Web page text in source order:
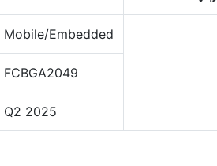
Mobile/Embedded
FCBGA2049
Q2 2025